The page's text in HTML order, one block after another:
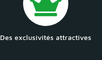
Des exclusivités attractives